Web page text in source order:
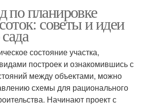
по планировке
советы и идеи
состояние участка,
построек и ознакомившись с
между объектами, можно
схемы для рационального
Начинают проект с